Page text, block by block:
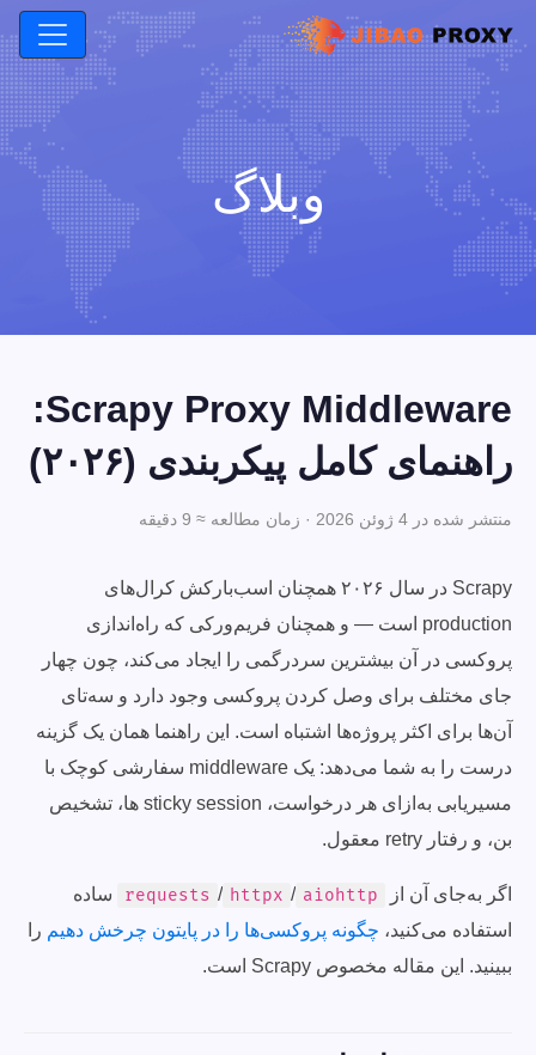
وبلاگ
Scrapy Proxy Middleware:
راهنمای کامل پیکربندی (۲۰۲۶)
منتشر شده در 4 ژوئن 2026 · زمان مطالعه ≈ 9 دقیقه
Scrapy در سال ۲۰۲۶ همچنان اسب‌بارکش کرال‌های
production است — و همچنان فریم‌ورکی که راه‌اندازی
پروکسی در آن بیشترین سردرگمی را ایجاد می‌کند، چون چهار
جای مختلف برای وصل کردن پروکسی وجود دارد و سه‌تای
آن‌ها برای اکثر پروژه‌ها اشتباه است. این راهنما همان یک گزینه
درست را به شما می‌دهد: یک middleware سفارشی کوچک با
مسیریابی به‌ازای هر درخواست، sticky session ها، تشخیص
بن، و رفتار retry معقول.
اگر به‌جای آن از requests / httpx / aiohttp
ساده
استفاده می‌کنید، چگونه پروکسی‌ها را در پایتون چرخش دهیم را
ببینید. این مقاله مخصوص Scrapy است.